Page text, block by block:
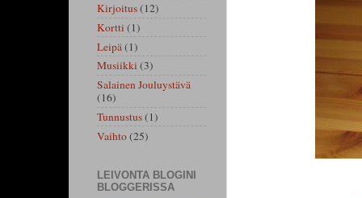
Kirjoitus(12)
Kortti (1)
Leipä(1)
Musiikki (3)
Salainen Jouluystävä
(16)
Tunnustus(1)
Vaihto(25)
LEIVONTA BLOGINI
BLOGGERISSA